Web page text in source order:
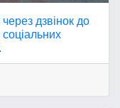
дзвінок до